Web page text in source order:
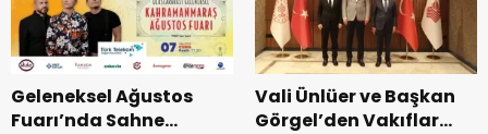
Geleneksel Ağustos
Fuarı’nda Sahne
Vali Ünlüer ve Başkan
Görgel’den Vakıflar